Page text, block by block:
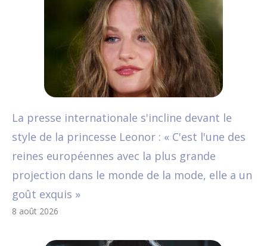
La presse internationale s'incline devant le
style de la princesse Leonor : « C'est l'une des
reines européennes avec la plus grande
projection dans le monde de la mode, elle a un
goût exquis »
8 août 2026